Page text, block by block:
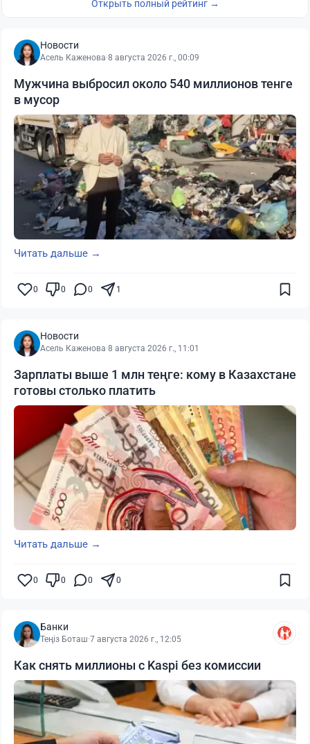
Открыть полный рейтинг →
Новости
Асель Каженова·8 августа 2026 г., 00:09
Мужчина выбросил около 540 миллионов тенге
в мусор
Читать дальше →
0 0 0 1
Новости
Асель Каженова·8 августа 2026 г., 11:01
Зарплаты выше 1 млн теңге: кому в Казахстане
готовы столько платить
Читать дальше →
0 0 0 0
Банки
Теңіз Боташ·7 августа 2026 г., 12:05
Как снять миллионы с Kaspi без комиссии